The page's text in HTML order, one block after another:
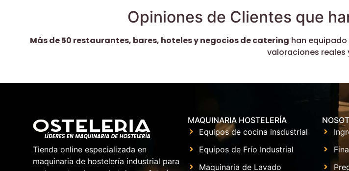
Opiniones de Clientes que
Más de 50 restaurantes, bares, hoteles y negocios de catering han
valoraciones reales
Tienda online especializada en
maquinaria de hostelería industrial para
MAQUINARIA HOSTELERÍA
Equipos de cocina insdustrial
Equipos de Frío Industrial
Maquinaria de Lavado